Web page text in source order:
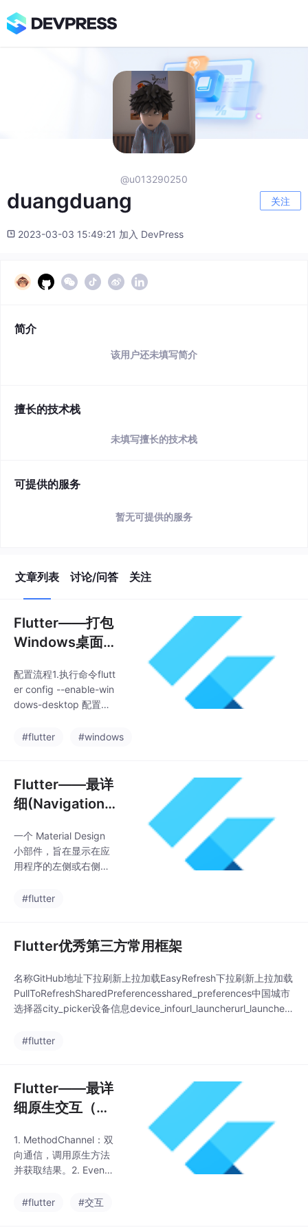
@u013290250
duangduang 关注
2023-03-03 15:49:21 加入 DevPress
简介
该用户还未填写简介
擅长的技术栈
未填写擅长的技术栈
可提供的服务
暂无可提供的服务
文章列表 讨论/问答 关注
Flutter——打包
Windows桌面
配置流程1.执行命令flutt
er config --enable-win
dows-desktop 配置运
装VisualStudio配置Win
发者选项 开启开发人员
模式；4.打包文件.ex
e，配置go环境；5.安
环境，并配置环境变
量；6.通过命令go get
-u github.
#flutter #windows
Flutter——最详
细(NavigationR
一个 Material Design
小部件，旨在显示在应
用程序的左侧或右侧，
在三到五个视图之间）
#flutter
Flutter优秀第三方常用框架
名称GitHub地址下拉刷新上拉加载EasyRefresh下拉刷新上拉加载
PullToRefreshSharedPreferencesshared_preferences中国城市
选择器city_picker设备信息device_infourl_launcherurl_launcher
e_info系统分享
#flutter
Flutter——最详
细原生交互（M
l、EventChann
el、BasicMess
使用教程
1. MethodChannel：双
向通信，调用原生方法
并获取结果。2. EventC
用于原生向Flutter发送
#flutter #交互